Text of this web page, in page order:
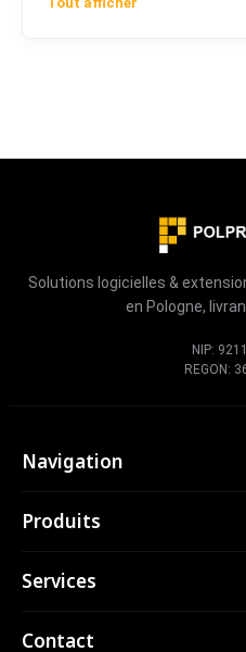
Solutions logicielles &
en Pologne,
NIP:
REGON:
Navigation
Services
Produits
TubePilot
Toutes les extensions →
Services
Contact